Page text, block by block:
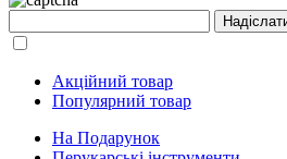
Акційний товар
Популярний товар
На Подарунок